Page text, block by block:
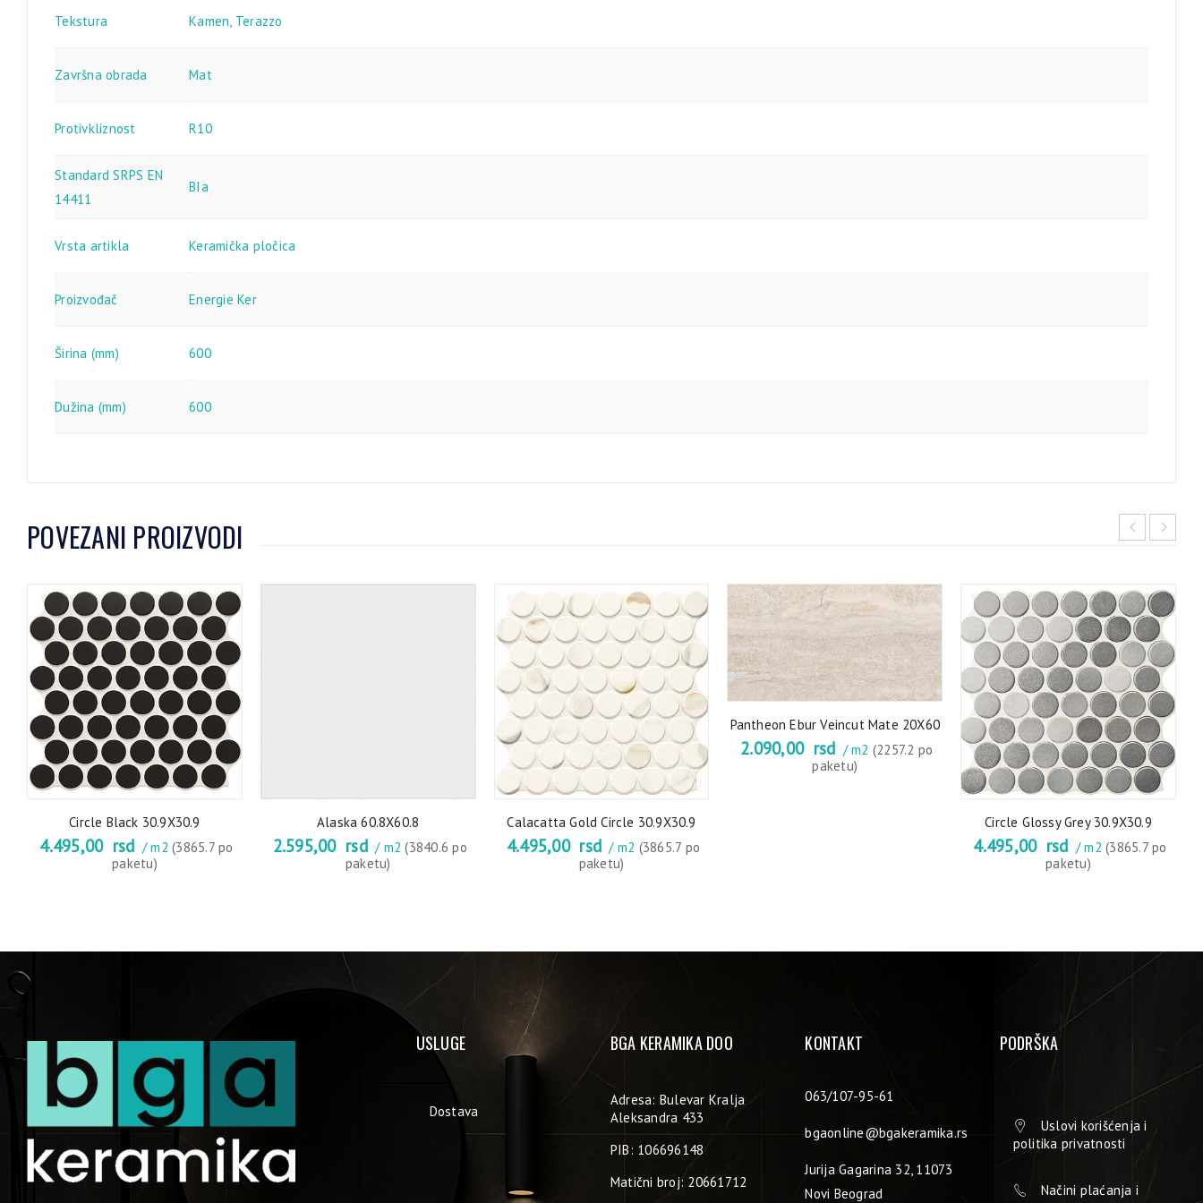
Tekstura Kamen, Terazzo
Završna obrada Mat
Protivkliznost R10
Standard SRPS EN
14411
BIa
Vrsta artikla Keramička pločica
Proizvođač Energie Ker
Širina (mm) 600
Dužina (mm) 600
POVEZANI PROIZVODI
Circle Black 30.9X30.9
4.495,00 rsd / m2 (3865.7 po
paketu)
Alaska 60.8X60.8
2.595,00 rsd / m2(3840.6 po
paketu)
Calacatta Gold Circle 30.9X30.9
4.495,00 rsd / m2 (3865.7 po
paketu)
Pantheon Ebur Veincut Mate 20X60
2.090,00 rsd / m2 (2257.2 po
paketu)
Circle Glossy Grey 30.9X30.9
4.495,00 rsd / m2(3865.7 po
paketu)
USLUGE
Dostava
BGA KERAMIKA DOO
Adresa: Bulevar Kralja
Aleksandra 433
PIB: 106696148
Matični broj: 20661712
KONTAKT
063/107-95-61
bgaonline@bgakeramika.rs
Jurija Gagarina 32, 11073
Novi Beograd
PODRŠKA
Uslovi korišćenja i
politika privatnosti
Načini plaćanja i